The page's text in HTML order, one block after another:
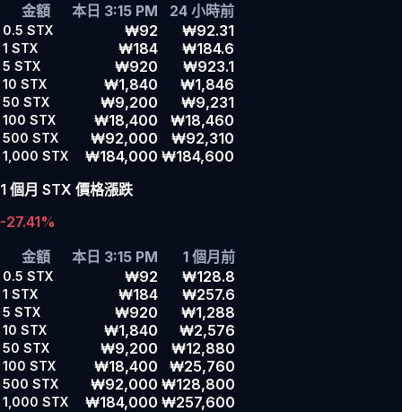
金額
本日 3:15 PM 24 小時前
0.5 STX ₩92 ₩92.31
1 STX ₩184 ₩184.6
5 STX ₩920 ₩923.1
10 STX ₩1,840 ₩1,846
50 STX ₩9,200 ₩9,231
100 STX ₩18,400 ₩18,460
500 STX ₩92,000 ₩92,310
1,000 STX ₩184,000 ₩184,600
1 個月 STX 價格漲跌
-27.41%
金額
本日 3:15 PM 1 個月前
0.5 STX ₩92 ₩128.8
1 STX ₩184 ₩257.6
5 STX ₩920 ₩1,288
10 STX ₩1,840 ₩2,576
50 STX ₩9,200 ₩12,880
100 STX ₩18,400 ₩25,760
500 STX ₩92,000 ₩128,800
1,000 STX ₩184,000 ₩257,600